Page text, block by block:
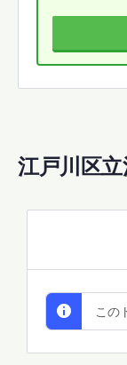
江戸川区
この